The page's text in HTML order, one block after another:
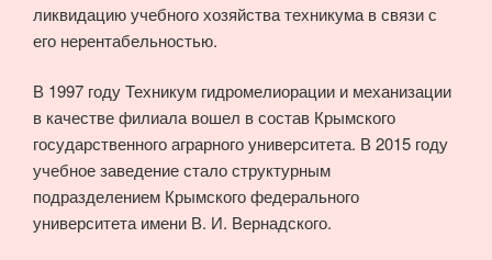
ликвидацию учебного хозяйства техникума в связи с
его нерентабельностью.
В 1997 году Техникум гидромелиорации и механизации
в качестве филиала вошел в состав Крымского
государственного аграрного университета. В 2015 году
учебное заведение стало структурным
подразделением Крымского федерального
университета имени В. И. Вернадского.